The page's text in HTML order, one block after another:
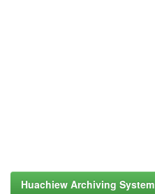
Huachiew Archiving System